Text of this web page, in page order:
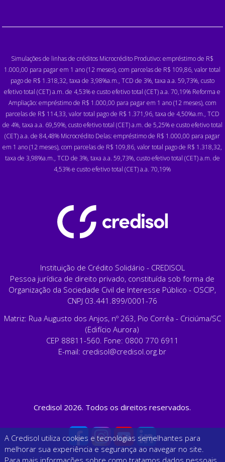
Simulações de linhas de créditos Microcrédito Produtivo: empréstimo de R$
1.000,00 para pagar em 1 ano (12 meses), com parcelas de R$ 109,86, valor total
pago de R$ 1.318,32, taxa de 3,98%a.m., TCD de 3%, taxa a.a. 59,73%, custo
efetivo total (CET) a.m. de 4,53% e custo efetivo total (CET) a.a. 70,19% Reforma e
Ampliação: empréstimo de R$ 1.000,00 para pagar em 1 ano (12 meses), com
parcelas de R$ 114,33, valor total pago de R$ 1.371,96, taxa de 4,50%a.m., TCD
de 4%, taxa a.a. 69,59%, custo efetivo total (CET) a.m. de 5,25% e custo efetivo total
(CET) a.a. de 84,48% Microcrédito Delas: empréstimo de R$ 1.000,00 para pagar
em 1 ano (12 meses), com parcelas de R$ 109,86, valor total pago de R$ 1.318,32,
taxa de 3,98%a.m., TCD de 3%, taxa a.a. 59,73%, custo efetivo total (CET) a.m. de
4,53% e custo efetivo total (CET) a.a. 70,19%
Instituição de Crédito Solidário - CREDISOL
Pessoa jurídica de direito privado, constituída sob forma de
Organização da Sociedade Civil de Interesse Público - OSCIP,
CNPJ 03.441.899/0001-76
Matriz: Rua Augusto dos Anjos, nº 263, Pio Corrêa - Criciúma/SC
(Edifício Aurora)
CEP 88811-560. Fone: 0800 770 6911
E-mail: credisol@credisol.org.br
Credisol 2026. Todos os direitos reservados.
A Credisol utiliza cookies e tecnologias semelhantes para
melhorar sua experiência e segurança ao navegar no site.
Para mais informações sobre como tratamos dados pessoais,